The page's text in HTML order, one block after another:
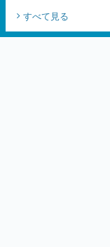
すべて見る